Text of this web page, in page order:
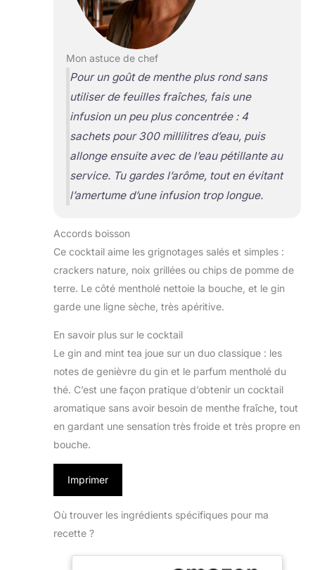
Mon astuce de chef
Pour un goût de menthe plus rond sans
utiliser de feuilles fraîches, fais une
infusion un peu plus concentrée : 4
sachets pour 300 millilitres d’eau, puis
allonge ensuite avec de l’eau pétillante au
service. Tu gardes l’arôme, tout en évitant
l’amertume d’une infusion trop longue.
Accords boisson
Ce cocktail aime les grignotages salés et simples :
crackers nature, noix grillées ou chips de pomme de
terre. Le côté mentholé nettoie la bouche, et le gin
garde une ligne sèche, très apéritive.
En savoir plus sur le cocktail
Le gin and mint tea joue sur un duo classique : les
notes de genièvre du gin et le parfum mentholé du
thé. C’est une façon pratique d’obtenir un cocktail
aromatique sans avoir besoin de menthe fraîche, tout
en gardant une sensation très froide et très propre en
bouche.
Imprimer
Où trouver les ingrédients spécifiques pour ma
recette ?